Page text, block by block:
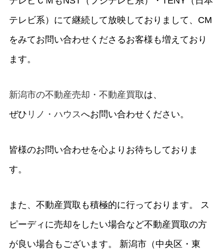
テレビ系）にて継続して放映しておりまして、CM
をみてお問い合わせくださるお客様も増えており
ます。
新潟市の不動産売却・不動産買取は、
ぜひ リノ・ハウスへお問い合わせください。
皆様のお問い合わせを心よりお待ちしておりま
す。
また、不動産買取も積極的に行っております。 ス
ピーディに売却をしたい場合など不動産買取の方
が良い場合もございます。 新潟市（中央区・東